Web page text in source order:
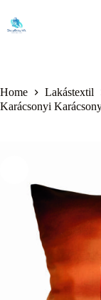
content
Home Lakástextil
Karácsonyi